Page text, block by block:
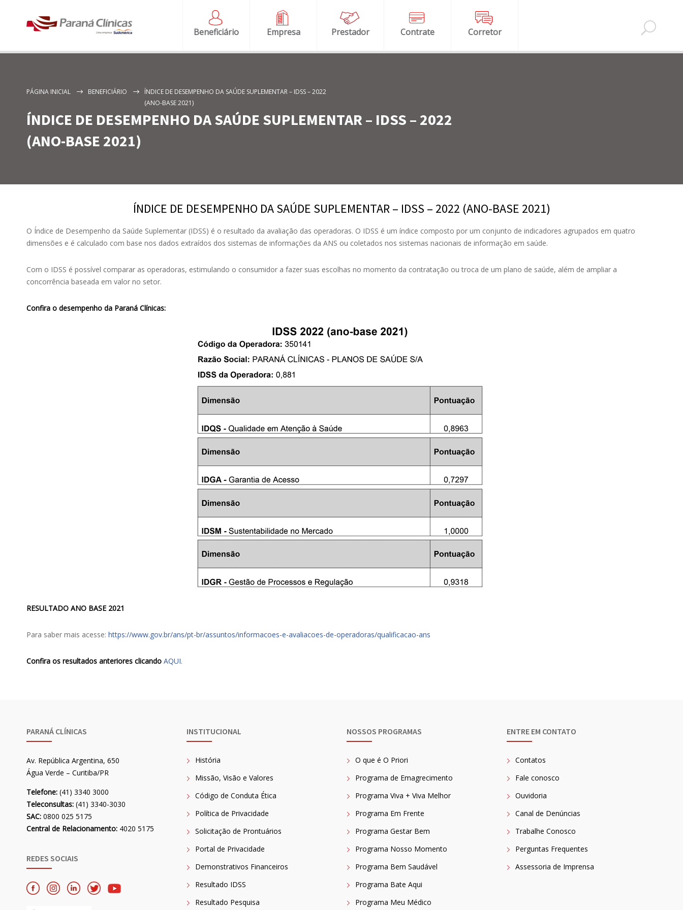
Beneficiário Empresa Prestador Contrate Corretor
PÁGINA INICIAL BENEFICIÁRIO
ÍNDICE DE DESEMPENHO DA SAÚDE SUPLEMENTAR – IDSS – 2022
(ANO-BASE 2021)
ÍNDICE DE DESEMPENHO DA SAÚDE SUPLEMENTAR – IDSS – 2022
(ANO-BASE 2021)
ÍNDICE DE DESEMPENHO DA SAÚDE SUPLEMENTAR – IDSS – 2022 (ANO-BASE 2021)
O Índice de Desempenho da Saúde Suplementar (IDSS) é o resultado da avaliação das operadoras. O IDSS é um índice composto por um conjunto de indicadores agrupados em quatro
dimensões e é calculado com base nos dados extraídos dos sistemas de informações da ANS ou coletados nos sistemas nacionais de informação em saúde.
Com o IDSS é possível comparar as operadoras, estimulando o consumidor a fazer suas escolhas no momento da contratação ou troca de um plano de saúde, além de ampliar a
concorrência baseada em valor no setor.
Confira o desempenho da Paraná Clínicas:
RESULTADO ANO BASE 2021
Para saber mais acesse: https://www.gov.br/ans/pt-br/assuntos/informacoes-e-avaliacoes-de-operadoras/qualificacao-ans
Confira os resultados anteriores clicando AQUI.
PARANÁ CLÍNICAS
Av. República Argentina, 650
Água Verde – Curitiba/PR
Telefone: (41) 3340 3000
Teleconsultas: (41) 3340-3030
SAC: 0800 025 5175
Central de Relacionamento: 4020 5175
REDES SOCIAIS
INSTITUCIONAL
História
Missão, Visão e Valores
Código de Conduta Ética
Política de Privacidade
Solicitação de Prontuários
Portal de Privacidade
Demonstrativos Financeiros
Resultado IDSS
Resultado Pesquisa
NOSSOS PROGRAMAS
O que é O Priori
Programa de Emagrecimento
Programa Viva + Viva Melhor
Programa Em Frente
Programa Gestar Bem
Programa Nosso Momento
Programa Bem Saudável
Programa Bate Aqui
Programa Meu Médico
ENTRE EM CONTATO
Contatos
Fale conosco
Ouvidoria
Canal de Denúncias
Trabalhe Conosco
Perguntas Frequentes
Assessoria de Imprensa